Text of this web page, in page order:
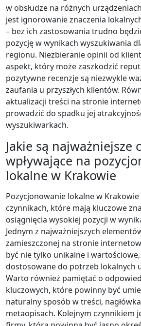
w obsłudze na różnych
jest ignorowanie znaczenia
– bez ich zastosowania trudno
pozycję w wynikach wyszukiwania
regionu. Niezbieranie opinii od
aspekt, który może zaszkodzić
pozytywne recenzje są niezwykle
zaufania u przyszłych klientów.
aktualizacji treści na stronie
prowadzić do spadku jej
wyszukiwarkach.
Jakie są najważniejsze
wpływające na
lokalne w Krakowie
Pozycjonowanie lokalne w
czynnikach, które mają kluczowe
osiągnięcia wysokiej pozycji w
Jednym z najważniejszych
zamieszczonej na stronie
być nie tylko unikalne i
dostosowane do potrzeb lokalnych
Warto również pamiętać o
kluczowych, które powinny być
naturalny sposób w treści,
metaopisach. Kolejnym czynnikiem